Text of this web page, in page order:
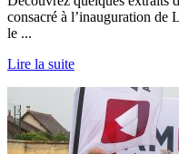
consacré à l’inauguration de
le ...
Lire la suite